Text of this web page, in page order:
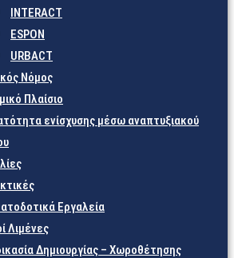
INTERACT
ESPON
URBACT
Νόμος
Πλαίσιο
ενίσχυσης μέσω αναπτυξιακού
Εργαλεία
Λιμένες
Δημιουργίας – Χωροθέτησης